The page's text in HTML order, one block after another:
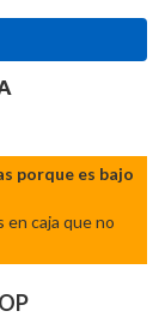
porque es bajo
caja que no